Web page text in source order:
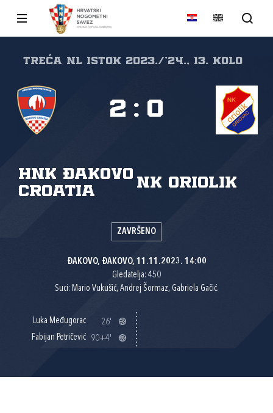
Treća NL Istok 2023./'24., 13. kolo
HNK Đakovo
Croatia
NK Oriolik
2 : 0
ZAVRŠENO
ĐAKOVO, ĐAKOVO, 11.11.2023. 14:00
Gledatelja: 450
Suci: Mario Vukušić, Andrej Šormaz, Gabriela Gačić.
Luka Međugorac
26'
Fabijan Petričević
90+4'